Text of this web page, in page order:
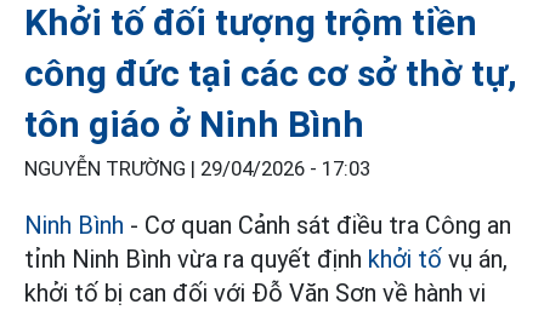
Khởi tố đối tượng trộm tiền
công đức tại các cơ sở thờ tự,
tôn giáo ở Ninh Bình
NGUYỄN TRƯỜNG | 29/04/2026 - 17:03
Ninh Bình - Cơ quan Cảnh sát điều tra Công an
tỉnh Ninh Bình vừa ra quyết định khởi tố vụ án,
khởi tố bị can đối với Đỗ Văn Sơn về hành vi